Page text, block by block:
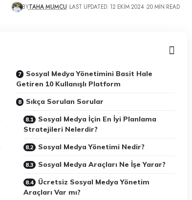
BYTAHA MUMCU LAST UPDATED: 12 EKIM 2024 20 MIN READ
Sosyal Medya Yönetimini Basit Hale
Getiren 10 Kullanışlı Platform
Sıkça Sorulan Sorular
Sosyal Medya İçin En İyi Planlama
Stratejileri Nelerdir?
Sosyal Medya Yönetimi Nedir?
Sosyal Medya Araçları Ne İşe Yarar?
Ücretsiz Sosyal Medya Yönetim
Araçları Var mı?